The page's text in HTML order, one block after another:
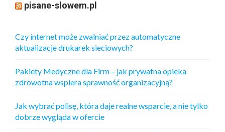
pisane-slowem.pl
Czy internet może zwalniać przez automatyczne
aktualizacje drukarek sieciowych?
Pakiety Medyczne dla Firm – jak prywatna opieka
zdrowotna wspiera sprawność organizacyjną?
Jak wybrać polisę, która daje realne wsparcie, a nie tylko
dobrze wygląda w ofercie